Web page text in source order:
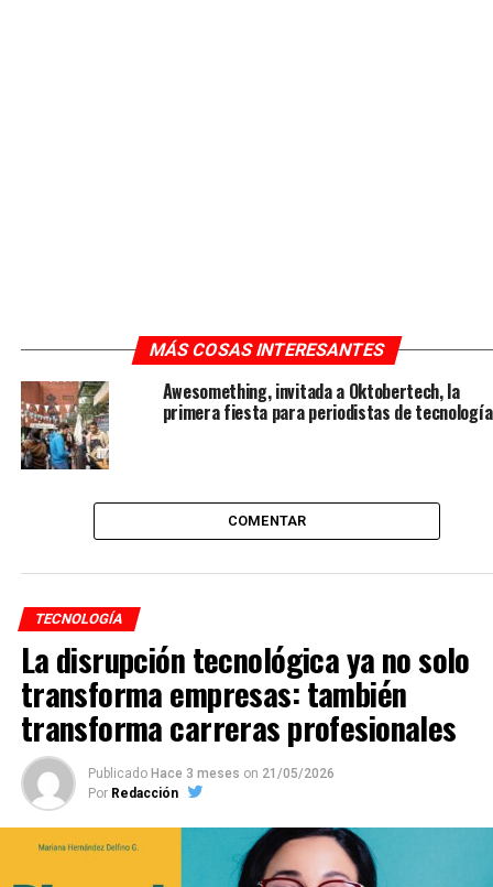
MÁS COSAS INTERESANTES
Awesomething, invitada a Oktobertech, la
primera fiesta para periodistas de tecnología
COMENTAR
TECNOLOGÍA
La disrupción tecnológica ya no solo
transforma empresas: también
transforma carreras profesionales
Publicado Hace 3 meses on 21/05/2026
Por Redacción